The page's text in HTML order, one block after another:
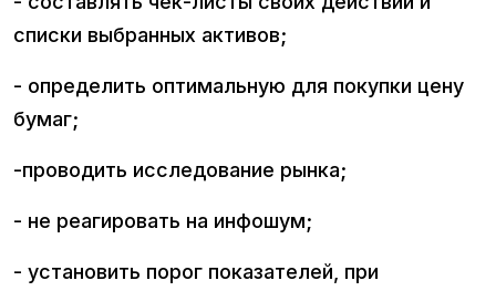
списки выбранных активов;
- определить оптимальную для покупки цену
бумаг;
-проводить исследование рынка;
- не реагировать на инфошум;
- установить порог показателей, при